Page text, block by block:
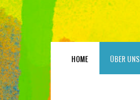
HOME ÜBER UNS